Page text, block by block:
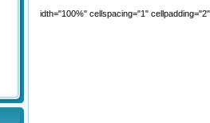
idth="100%" cellspacing="1"